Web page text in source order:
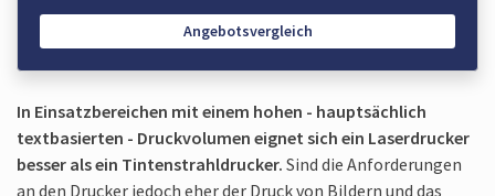
Angebotsvergleich
In Einsatzbereichen mit einem hohen - hauptsächlich
textbasierten - Druckvolumen eignet sich ein Laserdrucker
besser als ein Tintenstrahldrucker. Sind die Anforderungen
an den Drucker jedoch eher der Druck von Bildern und das